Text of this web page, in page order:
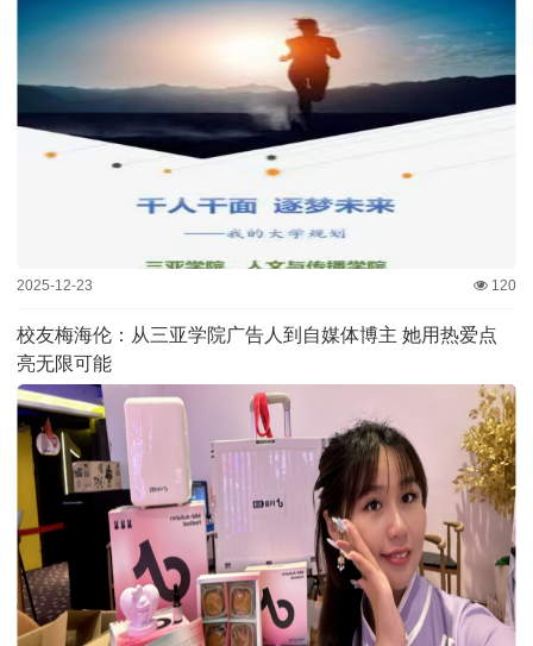
2025-12-23 120
校友梅海伦：从三亚学院广告人到自媒体博主 她用热爱点
亮无限可能